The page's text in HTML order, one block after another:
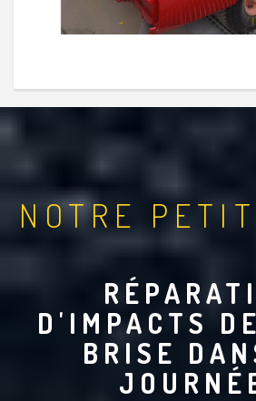
NOTRE
D'IMPACTS
BRISE